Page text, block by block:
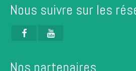
Nous suivre sur les
Nos partenaires